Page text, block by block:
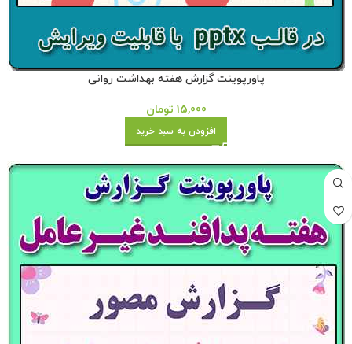
پاورپوینت گزارش هفته بهداشت روانی
15,000 تومان
افزودن به سبد خرید